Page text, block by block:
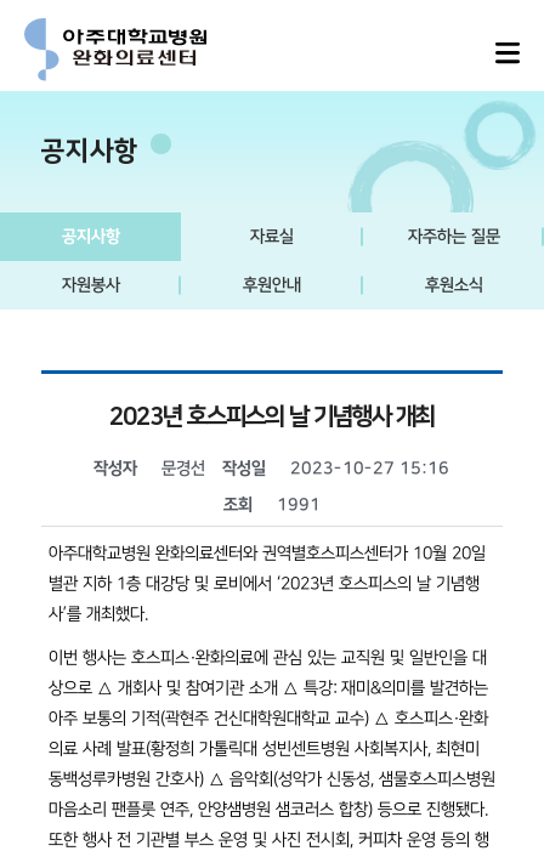
공지사항
공지사항 자료실 자주하는 질문
자원봉사 후원안내 후원소식
2023년 호스피스의 날 기념행사 개최
작성자 문경선 작성일
2023-10-27 15:16
조회
1991
아주대학교병원 완화의료센터와 권역별호스피스센터가 10월 20일
별관 지하 1층 대강당 및 로비에서 ‘2023년 호스피스의 날 기념행
사’를 개최했다.
이번 행사는 호스피스·완화의료에 관심 있는 교직원 및 일반인을 대
상으로 △ 개회사 및 참여기관 소개 △ 특강: 재미&의미를 발견하는
아주 보통의 기적(곽현주 건신대학원대학교 교수) △ 호스피스·완화
의료 사례 발표(황정희 가톨릭대 성빈센트병원 사회복지사, 최현미
동백성루카병원 간호사) △ 음악회(성악가 신동성, 샘물호스피스병원
마음소리 팬플룻 연주, 안양샘병원 샘코러스 합창) 등으로 진행됐다.
또한 행사 전 기관별 부스 운영 및 사진 전시회, 커피차 운영 등의 행